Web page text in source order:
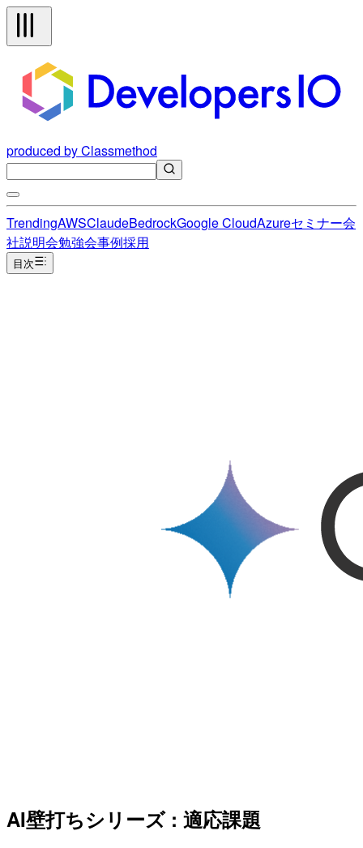
produced by Classmethod
TrendingAWSClaudeBedrockGoogle CloudAzureセミナー会
社説明会勉強会事例採用
目次
AI壁打ちシリーズ : 適応課題